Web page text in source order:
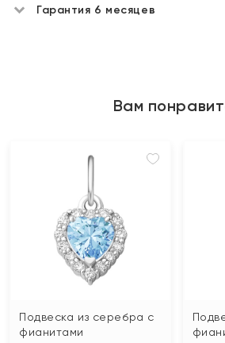
Гарантия 6 месяцев
Вам
Подвеска из серебра с
фианитами